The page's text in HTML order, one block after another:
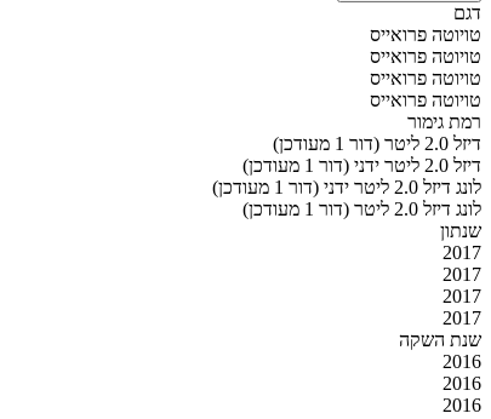
דגם
טויוטה פרואייס
טויוטה פרואייס
טויוטה פרואייס
טויוטה פרואייס
רמת גימור
דיזל 2.0 ליטר (דור 1 מעודכן)
דיזל 2.0 ליטר ידני (דור 1 מעודכן)
לונג דיזל 2.0 ליטר ידני (דור 1 מעודכן)
לונג דיזל 2.0 ליטר (דור 1 מעודכן)
שנתון
2017
2017
2017
2017
שנת השקה
2016
2016
2016